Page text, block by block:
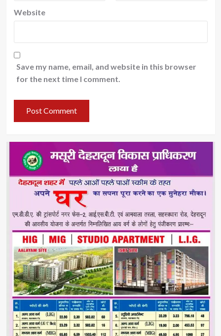
Website
Save my name, email, and website in this browser
for the next time I comment.